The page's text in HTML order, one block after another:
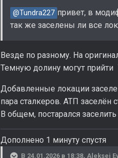
@Tundra227 привет, в
так же заселены ли все
Везде по разному. На
Темную долину могут
Добавленные локации
пара сталкеров. АТП заселён
В общем, постарался
Дополнено 1 минуту спустя
В 24.01.2026 в 18:38, Aleksei